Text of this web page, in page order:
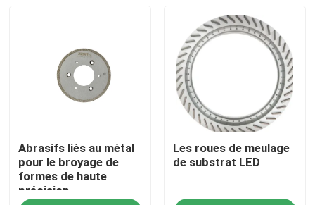
Produits
Abrasifs liés au métal
pour le broyage de
formes de haute
précision
Les roues de meulage
de substrat LED